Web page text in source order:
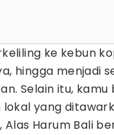
ke kebun
hingga menjadi
Selain itu,
yang
Alas Harum Bali